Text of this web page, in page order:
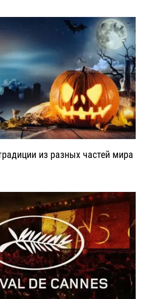
из разных частей мира